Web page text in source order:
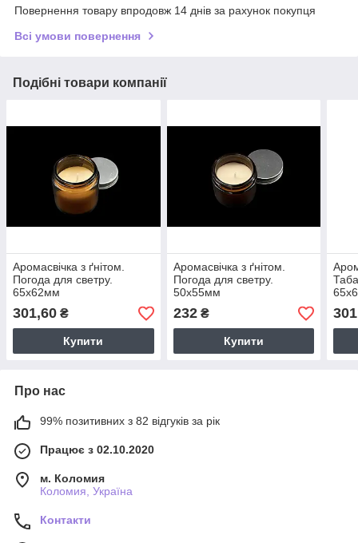
Повернення товару впродовж 14 днів за рахунок покупця
Всі умови повернення
Подібні товари компанії
Аромасвічка з ґнітом.
Погода для светру.
65х62мм
301,60 ₴
Купити
Аромасвічка з ґнітом.
Погода для светру.
50х55мм
232₴
Купити
Про нас
99% позитивних з 82 відгуків за рік
Працює з 02.10.2020
м. Коломия
Коломия, Україна
Контакти